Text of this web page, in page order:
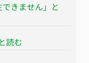
きません」と
読む